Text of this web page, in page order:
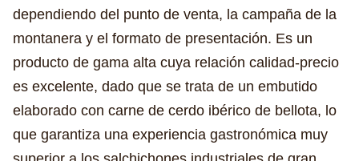
dependiendo del punto de venta, la campaña de la
montanera y el formato de presentación. Es un
producto de gama alta cuya relación calidad-precio
es excelente, dado que se trata de un embutido
elaborado con carne de cerdo ibérico de bellota, lo
que garantiza una experiencia gastronómica muy